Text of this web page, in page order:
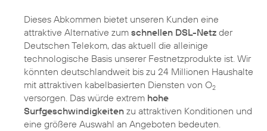
Dieses Abkommen bietet unseren Kunden eine
attraktive Alternative zum schnellen DSL-Netz der
Deutschen Telekom, das aktuell die alleinige
technologische Basis unserer Festnetzprodukte ist. Wir
könnten deutschlandweit bis zu 24 Millionen Haushalte
mit attraktiven kabelbasierten Diensten von O2
versorgen. Das würde extrem hohe
Surfgeschwindigkeiten zu attraktiven Konditionen und
eine größere Auswahl an Angeboten bedeuten.